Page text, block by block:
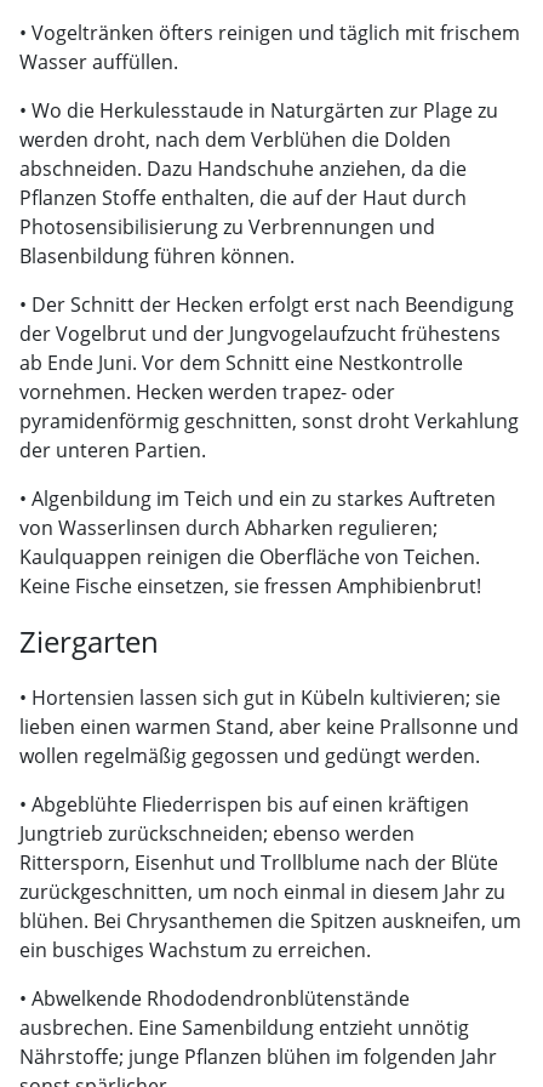
• Vogeltränken öfters reinigen und täglich mit frischem
Wasser auffüllen.
• Wo die Herkulesstaude in Naturgärten zur Plage zu
werden droht, nach dem Verblühen die Dolden
abschneiden. Dazu Handschuhe anziehen, da die
Pflanzen Stoffe enthalten, die auf der Haut durch
Photosensibilisierung zu Verbrennungen und
Blasenbildung führen können.
• Der Schnitt der Hecken erfolgt erst nach Beendigung
der Vogelbrut und der Jungvogelaufzucht frühestens
ab Ende Juni. Vor dem Schnitt eine Nestkontrolle
vornehmen. Hecken werden trapez- oder
pyramidenförmig geschnitten, sonst droht Verkahlung
der unteren Partien.
• Algenbildung im Teich und ein zu starkes Auftreten
von Wasserlinsen durch Abharken regulieren;
Kaulquappen reinigen die Oberfläche von Teichen.
Keine Fische einsetzen, sie fressen Amphibienbrut!
Ziergarten
• Hortensien lassen sich gut in Kübeln kultivieren; sie
lieben einen warmen Stand, aber keine Prallsonne und
wollen regelmäßig gegossen und gedüngt werden.
• Abgeblühte Fliederrispen bis auf einen kräftigen
Jungtrieb zurückschneiden; ebenso werden
Rittersporn, Eisenhut und Trollblume nach der Blüte
zurückgeschnitten, um noch einmal in diesem Jahr zu
blühen. Bei Chrysanthemen die Spitzen auskneifen, um
ein buschiges Wachstum zu erreichen.
• Abwelkende Rhododendronblütenstände
ausbrechen. Eine Samenbildung entzieht unnötig
Nährstoffe; junge Pflanzen blühen im folgenden Jahr